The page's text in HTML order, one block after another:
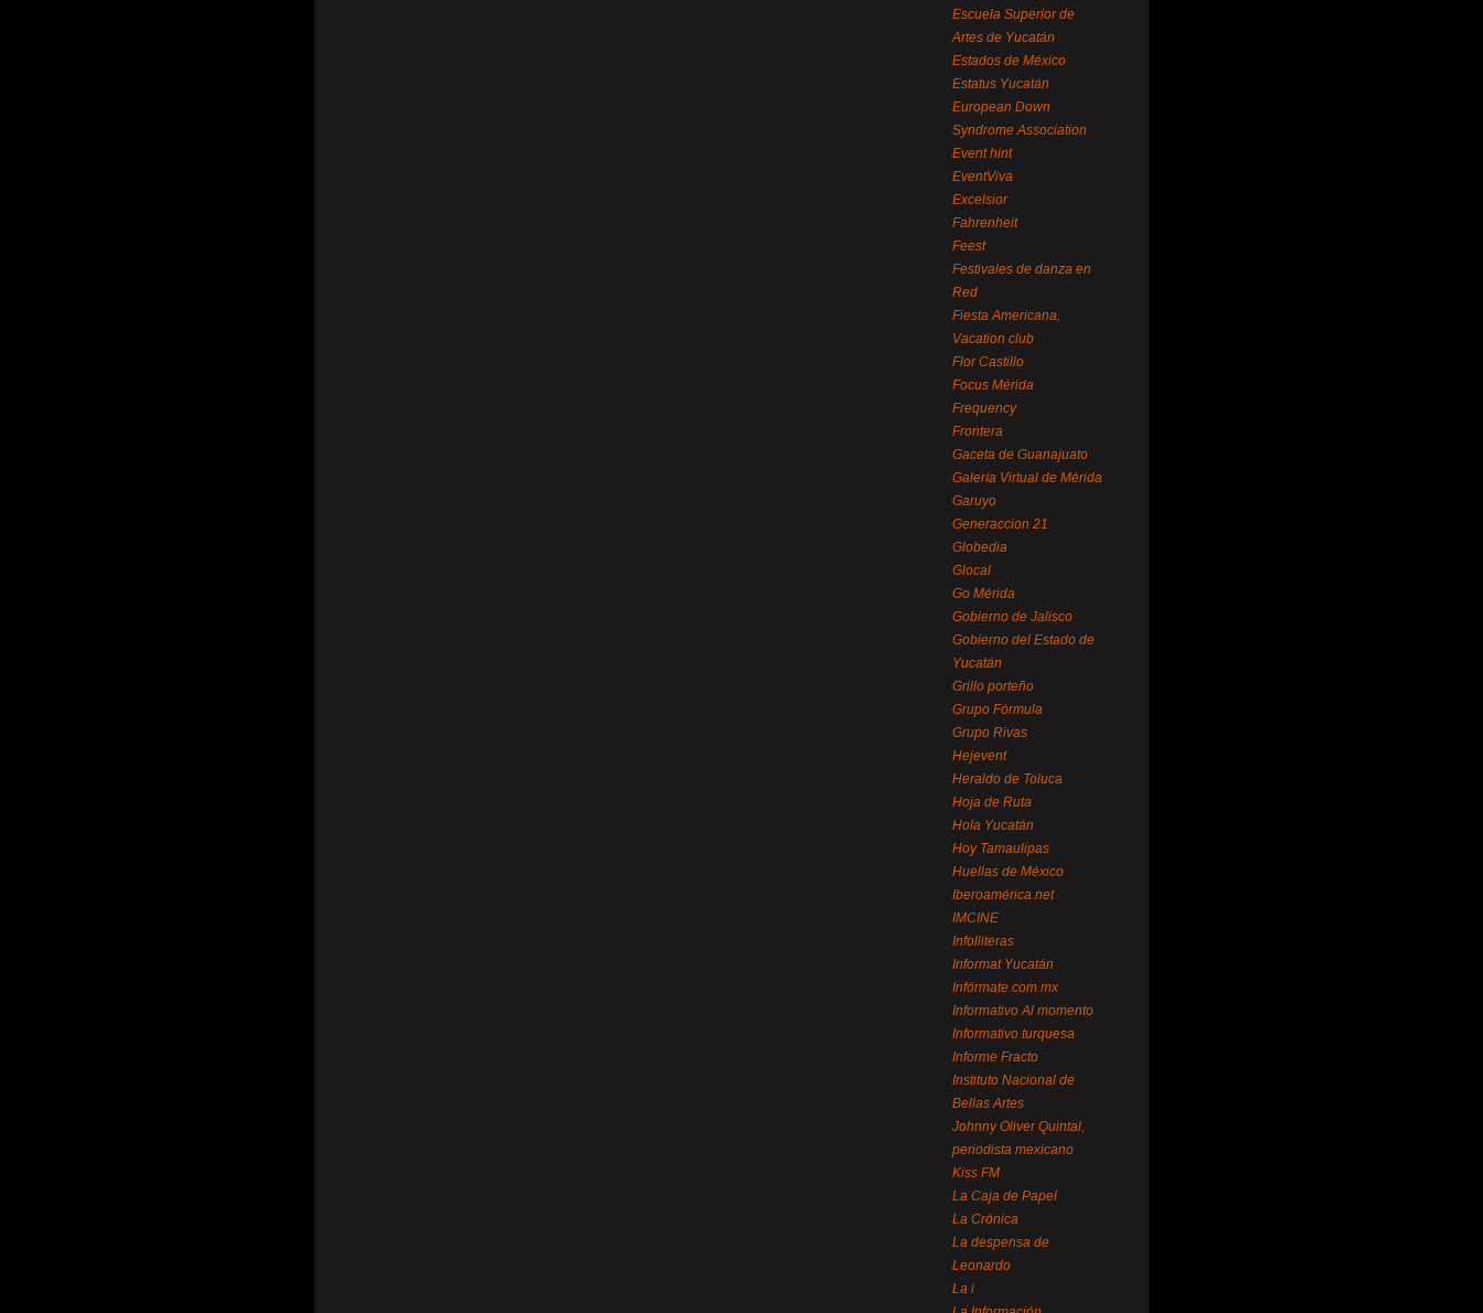
Escuela Superior de
Artes de Yucatán
Estados de México
Estatus Yucatán
European Down
Syndrome Association
Event hint
EventViva
Excelsior
Fahrenheit
Feest
Festivales de danza en
Red
Fiesta Americana,
Vacation club
Flor Castillo
Focus Mérida
Frequency
Frontera
Gaceta de Guanajuato
Galería Virtual de Mérida
Garuyo
Generaccion 21
Globedia
Glocal
Go Mérida
Gobierno de Jalisco
Gobierno del Estado de
Yucatán
Grillo porteño
Grupo Fórmula
Grupo Rivas
Hejevent
Heraldo de Toluca
Hoja de Ruta
Hola Yucatán
Hoy Tamaulipas
Huellas de México
Iberoamérica.net
IMCINE
Infolliteras
Informat Yucatán
Infórmate.com.mx
Informativo Al momento
Informativo turquesa
Informe Fracto
Instituto Nacional de
Bellas Artes
Johnny Oliver Quintal,
periodista mexicano
Kiss FM
La Caja de Papel
La Crónica
La despensa de
Leonardo
La i